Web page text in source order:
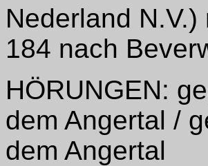
Nederland
184 nach
HÖRUNGEN:
dem Angertal /
dem Angertal